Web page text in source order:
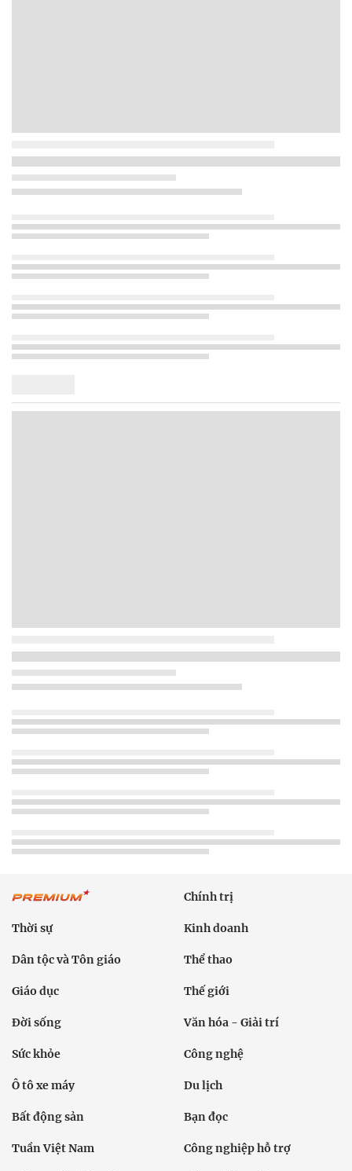
Chính trị
Thời sự Kinh doanh
Dân tộc và Tôn giáo Thể thao
Giáo dục Thế giới
Đời sống Văn hóa - Giải trí
Sức khỏe Công nghệ
Ô tô xe máy Du lịch
Bất động sản Bạn đọc
Tuần Việt Nam Công nghiệp hỗ trợ